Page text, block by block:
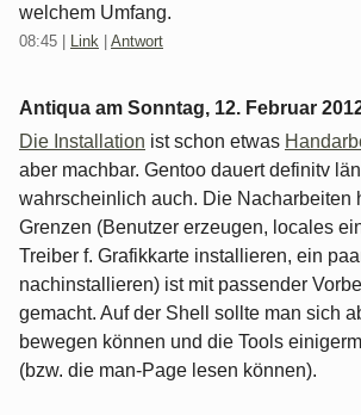
welchem Umfang.
08:45 Link Antwort
Antiqua am Sonntag, 12. Februar
Die Installation ist schon etwas
aber machbar. Gentoo dauert definitv
wahrscheinlich auch. Die Nacharbeiten
Grenzen (Benutzer erzeugen, locales
Treiber f. Grafikkarte installieren, ein
nachinstallieren) ist mit passender
gemacht. Auf der Shell sollte man sich
bewegen können und die Tools
(bzw. die man-Page lesen können).